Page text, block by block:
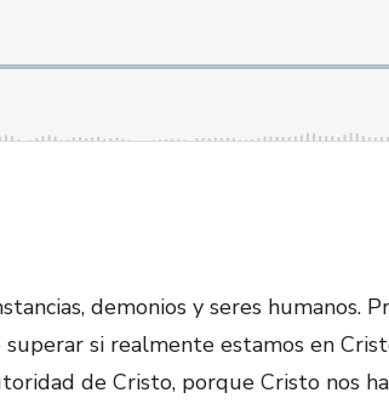
demonios y seres humanos.
si realmente estamos en
de Cristo, porque Cristo nos